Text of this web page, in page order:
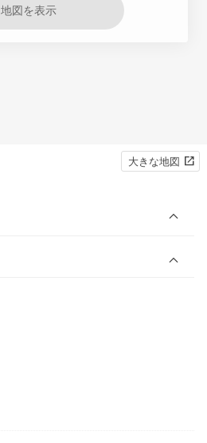
地図を表示
大きな地図